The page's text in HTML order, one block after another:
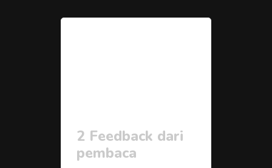
2 Feedback dari